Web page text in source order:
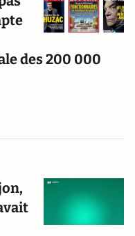
des 200 000